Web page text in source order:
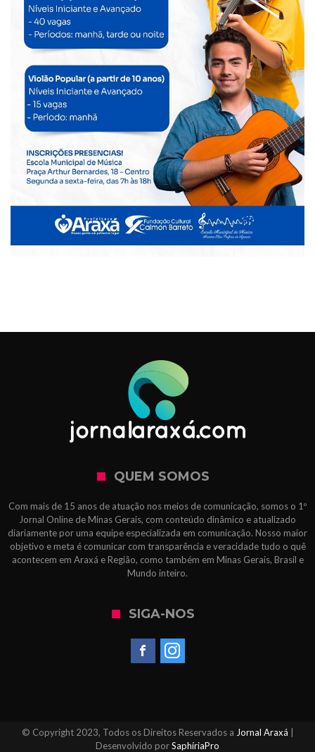
QUEM SOMOS
Com mais de 15 anos de atuação nos meios de comunicação, somos o 1º
Jornal Online de Minas Gerais, com conteúdo dinâmico e atualizado
diariamente por uma equipe especializada em comunicação. Nosso maior
objetivo e meta é comunicar com transparência e veracidade tudo o quê
acontecem em Araxá e Região, como também em Minas Gerais, Brasil e
Mundo inteiro.
SIGA-NOS
© Copyright 2023, Todos os Direitos Reservados a Jornal Araxá
Desenvolvido porSaphíriaPro